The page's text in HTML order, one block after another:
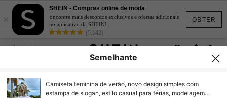
OBTER
×
SHEIN - Compras online de moda
Encontre mais descontos exclusivos e ofertas adicionais
no aplicativo da SHEIN!
(5,142)
Semelhante
Camiseta feminina de verão, novo design simples com
estampa de slogan, estilo casual para férias, modelagem